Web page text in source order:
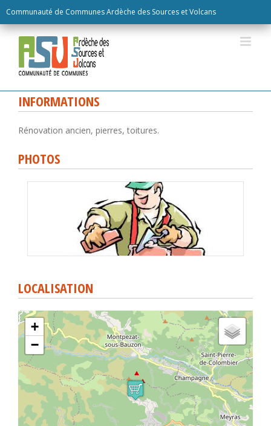
Communauté de Communes Ardèche des Sources et Volcans
to
content
INFORMATIONS
Rénovation ancien, pierres, toitures.
PHOTOS
LOCALISATION
+
−